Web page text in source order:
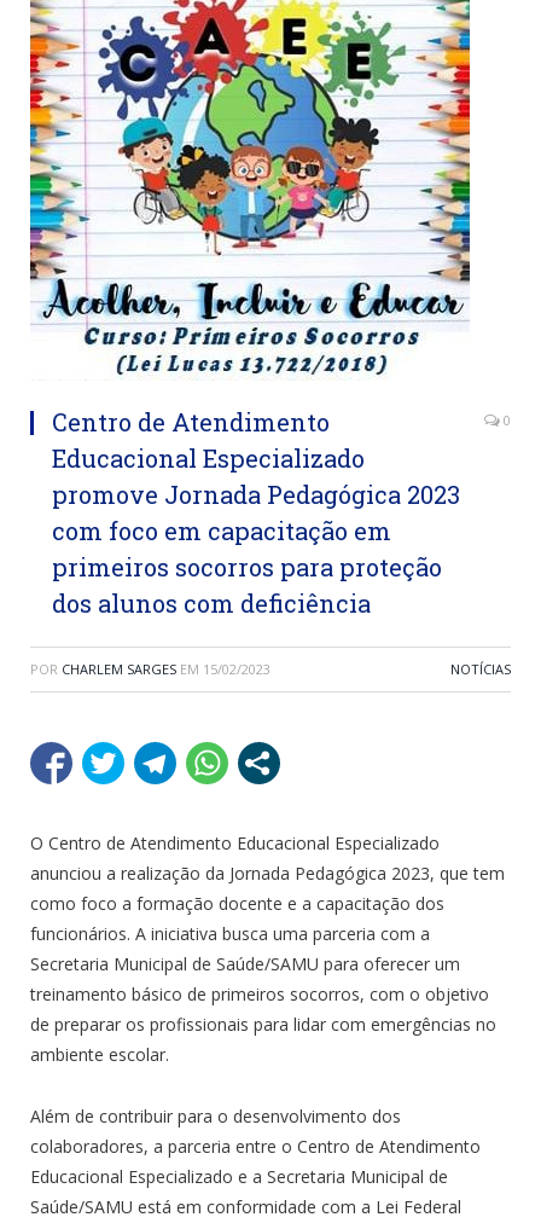
Centro de Atendimento
Educacional Especializado
promove Jornada Pedagógica 2023
com foco em capacitação em
primeiros socorros para proteção
dos alunos com deficiência
0
POR CHARLEM SARGES EM 15/02/2023 NOTÍCIAS
O Centro de Atendimento Educacional Especializado
anunciou a realização da Jornada Pedagógica 2023, que tem
como foco a formação docente e a capacitação dos
funcionários. A iniciativa busca uma parceria com a
Secretaria Municipal de Saúde/SAMU para oferecer um
treinamento básico de primeiros socorros, com o objetivo
de preparar os profissionais para lidar com emergências no
ambiente escolar.
Além de contribuir para o desenvolvimento dos
colaboradores, a parceria entre o Centro de Atendimento
Educacional Especializado e a Secretaria Municipal de
Saúde/SAMU está em conformidade com a Lei Federal